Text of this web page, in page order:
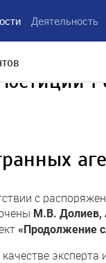
Деятельность
с
М.В. Долиев,
«Продолжение